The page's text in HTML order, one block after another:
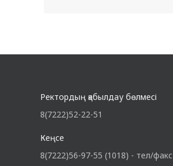
Ректордың қабылдау бөлмесі
8(7222)52-22-51
Кеңсе
8(7222)56-97-55 (1018) - тел/факс